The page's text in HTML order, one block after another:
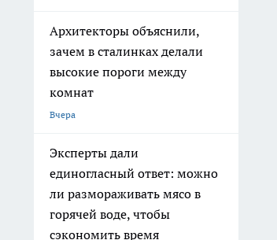
Архитекторы объяснили,
зачем в сталинках делали
высокие пороги между
комнат
Вчера
Эксперты дали
единогласный ответ: можно
ли размораживать мясо в
горячей воде, чтобы
сэкономить время